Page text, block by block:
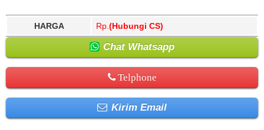
HARGA Rp. (Hubungi CS)
Chat Whatsapp
Telphone
Kirim Email